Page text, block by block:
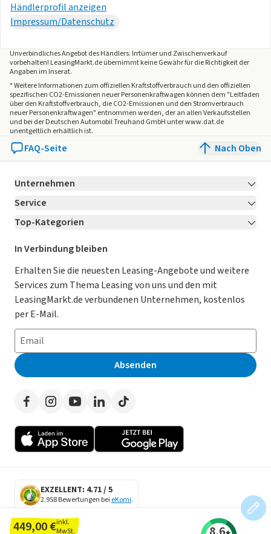
449,00 €inkl.
MwSt.
Händlerprofil anzeigen
Impressum/Datenschutz
Unverbindliches Angebot desHändlers. Irrtümer und Zwischenverkauf
vorbehalten! LeasingMarkt.de übernimmt keine Gewähr für die Richtigkeit der
Angaben im Inserat.
* Weitere Informationen zum offiziellen Kraftstoffverbrauch und den offiziellen
spezifischen CO2-Emissionen neuer Personenkraftwagen können dem "Leitfaden
über den Kraftstoffverbrauch, die CO2-Emissionen und den Stromverbrauch
neuer Personenkraftwagen" entnommen werden, der an allen Verkaufsstellen
und bei der Deutschen Automobil Treuhand GmbH unter www.dat.de
unentgeltlich erhältlich ist.
FAQ-Seite Nach Oben
Unternehmen
Über LeasingMarkt.de
Karriere Jetzt bewerben!
Für Händler
Kooperation mit AutoScout24
AGB
Datenschutz
Impressum
Erklärung zur Barrierefreiheit
Presse
Service
Kontakt
Ratgeber
Magazin
Datenschutz-Einstellungen
So funktioniert’s
Häufig gestellte Fragen
Leasing-Lexikon
Auto-Tests
Werben auf LeasingMarkt.de
Top-Kategorien
Leasing Deals
Gebrauchtwagen Leasing
Leasing ohne Anzahlung
E-Auto Leasing
Privatleasing
Leasing-Vergleiche
Herstellerverzeichnis
Händlerverzeichnis
In Verbindung bleiben
Erhalten Sie die neuesten Leasing-Angebote und weitere
Services zum Thema Leasing von uns und den mit
LeasingMarkt.de verbundenen Unternehmen, kostenlos
per E-Mail.
Absenden
EXZELLENT: 4.71 / 5
2.958 Bewertungen bei eKomi.
SECURE DATA
SSL Encryption